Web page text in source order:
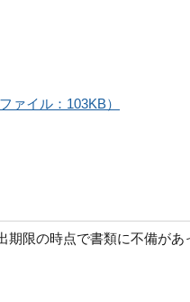
ァイル：103KB）
期限の時点で書類に不備があ